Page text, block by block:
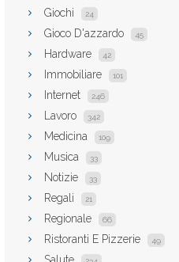
Giochi 24
Gioco D'azzardo 45
Hardware 42
Immobiliare 101
Internet 246
Lavoro 342
Medicina 109
Musica 33
Notizie 33
Regali 21
Regionale 66
Ristoranti E Pizzerie 49